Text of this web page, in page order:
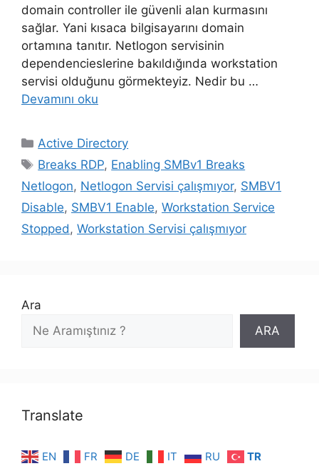
domain controller ile güvenli alan kurmasını
sağlar. Yani kısaca bilgisayarını domain
ortamına tanıtır. Netlogon servisinin
dependencieslerine bakıldığında workstation
servisi olduğunu görmekteyiz. Nedir bu …
Devamını oku
Kategoriler
Active Directory
Etiketler
Breaks RDP, Enabling SMBv1 Breaks
Netlogon, Netlogon Servisi çalışmıyor, SMBV1
Disable, SMBV1 Enable, Workstation Service
Stopped , Workstation Servisi çalışmıyor
Ara
ARA
Translate
EN FR DE IT RU TR